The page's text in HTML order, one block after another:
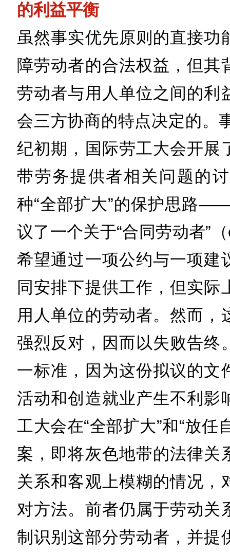
的利益平衡
虽然事实优先原则的直接
障劳动者的合法权益，但其
劳动者与用人单位之间的利
会三方协商的特点决定的。
纪初期，国际劳工大会开展
带劳务提供者相关问题的
种“全部扩大”的保护思路
议了一个关于“合同劳动者”
希望通过一项公约与一项建
同安排下提供工作，但实
用人单位的劳动者。然而，
强烈反对，因而以失败告终
一标准，因为这份拟议的文
活动和创造就业产生不利影
工大会在“全部扩大”和“放任
案，即将灰色地带的法律关
关系和客观上模糊的情况，
对方法。前者仍属于劳动关
制识别这部分劳动者，并提